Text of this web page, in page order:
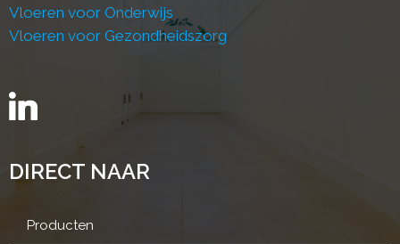
DIRECT NAAR
Producten
Vloeren voor Onderwijs
Vloeren voor Gezondheidszorg